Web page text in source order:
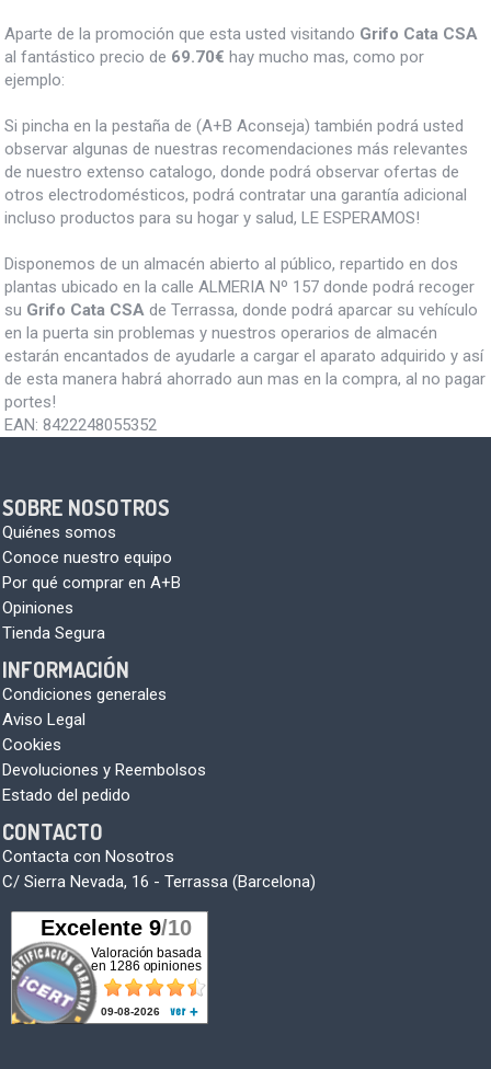
Aparte de la promoción que esta usted visitando Grifo Cata CSA
al fantástico precio de 69.70€ hay mucho mas, como por
ejemplo:
Si pincha en la pestaña de (A+B Aconseja) también podrá usted
observar algunas de nuestras recomendaciones más relevantes
de nuestro extenso catalogo, donde podrá observar ofertas de
otros electrodomésticos, podrá contratar una garantía adicional
incluso productos para su hogar y salud, LE ESPERAMOS!
Disponemos de un almacén abierto al público, repartido en dos
plantas ubicado en la calle ALMERIA Nº 157 donde podrá recoger
su Grifo Cata CSA de Terrassa, donde podrá aparcar su vehículo
en la puerta sin problemas y nuestros operarios de almacén
estarán encantados de ayudarle a cargar el aparato adquirido y así
de esta manera habrá ahorrado aun mas en la compra, al no pagar
portes!
EAN: 8422248055352
SOBRE NOSOTROS
Quiénes somos
Conoce nuestro equipo
Por qué comprar en A+B
Opiniones
Tienda Segura
INFORMACIÓN
Condiciones generales
Aviso Legal
Cookies
Devoluciones y Reembolsos
Estado del pedido
CONTACTO
Contacta con Nosotros
C/ Sierra Nevada, 16 - Terrassa (Barcelona)